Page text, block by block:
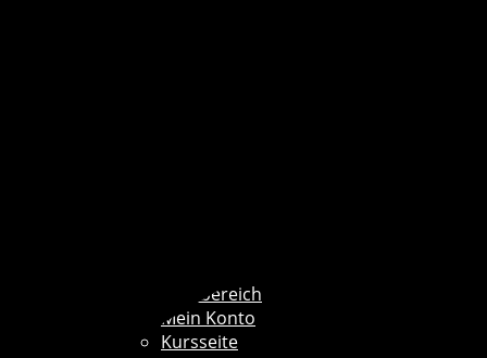
Mitgliederbereich
Mein Konto
Kursseite